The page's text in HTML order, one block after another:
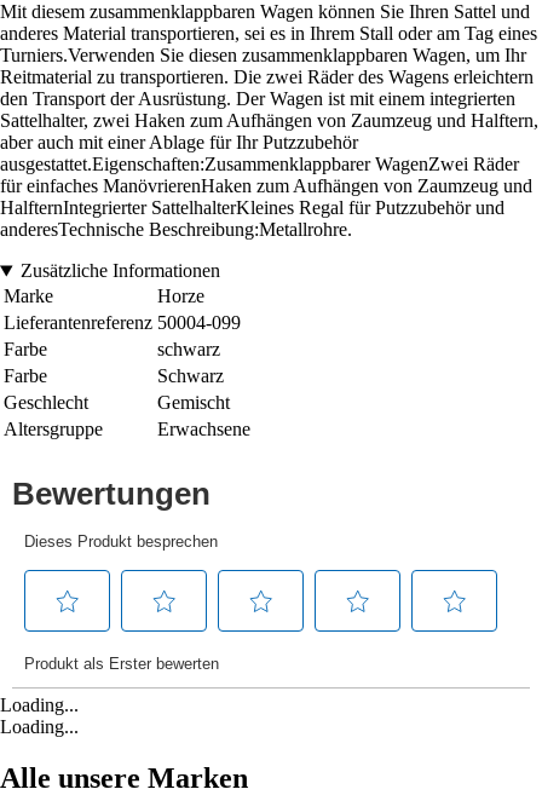
Mit diesem zusammenklappbaren Wagen können Sie Ihren Sattel und
anderes Material transportieren, sei es in Ihrem Stall oder am Tag eines
Turniers.Verwenden Sie diesen zusammenklappbaren Wagen, um Ihr
Reitmaterial zu transportieren. Die zwei Räder des Wagens erleichtern
den Transport der Ausrüstung. Der Wagen ist mit einem integrierten
Sattelhalter, zwei Haken zum Aufhängen von Zaumzeug und Halftern,
aber auch mit einer Ablage für Ihr Putzzubehör
ausgestattet.Eigenschaften:Zusammenklappbarer WagenZwei Räder
für einfaches ManövrierenHaken zum Aufhängen von Zaumzeug und
HalfternIntegrierter SattelhalterKleines Regal für Putzzubehör und
anderesTechnische Beschreibung:Metallrohre.
Zusätzliche Informationen
Marke
Horze
Lieferantenreferenz 50004-099
Farbe
schwarz
Farbe
Schwarz
Geschlecht
Gemischt
Altersgruppe
Erwachsene
Loading...
Loading...
Alle unsere Marken